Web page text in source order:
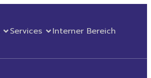
Services Interner Bereich